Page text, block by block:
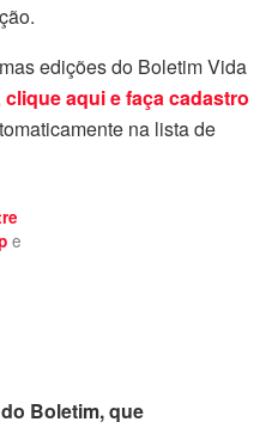
edições do Boletim Vida
clique aqui e faça cadastro
na lista de
e
Boletim, que